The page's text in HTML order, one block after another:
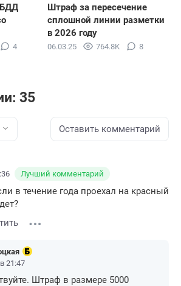
4
Штраф за пересечение
сплошной линии разметки
в 2026 году
06.03.25 764.8K 8
35
Оставить комментарий
Лучший комментарий
в течение года проехал на красный
21:47
Штраф в размере 5000